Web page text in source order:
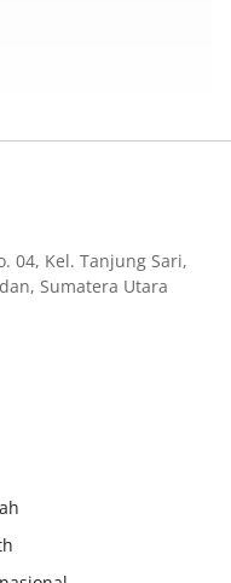
04, Kel. Tanjung Sari,
Sumatera Utara